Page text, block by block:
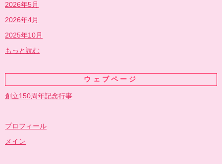
2026年5月
2026年4月
2025年10月
もっと読む
ウェブページ
創立150周年記念行事
プロフィール
メイン